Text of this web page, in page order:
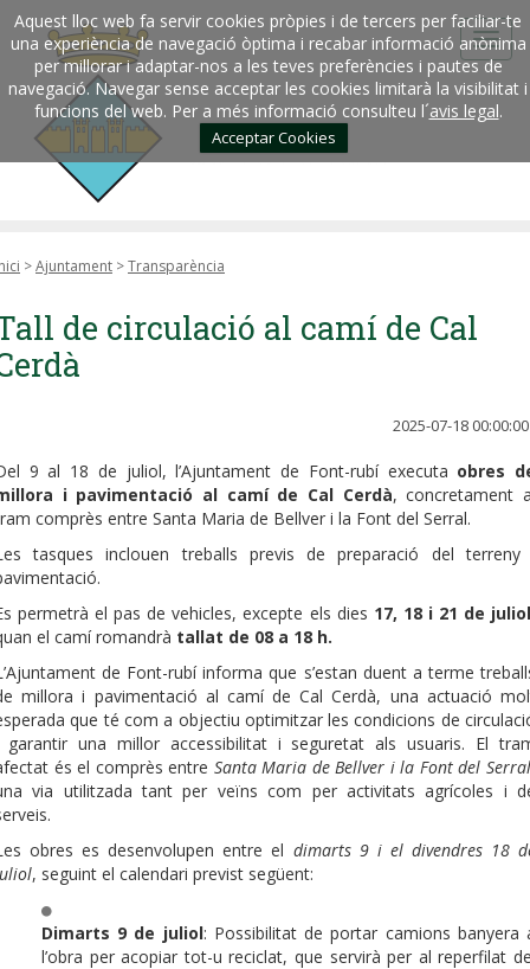
Aquest lloc web fa servir cookies pròpies i de tercers per faciliar-te
una experiència de navegació òptima i recabar informació anònima
per millorar i adaptar-nos a les teves preferències i pautes de
navegació. Navegar sense acceptar les cookies limitarà la visibilitat i
funcions del web. Per a més informació consulteu l´avis legal.
Acceptar Cookies
>Ajuntament >Transparència
de circulació al camí de Cal
2025-07-18 00:00:00
9 al 18 de juliol, l’Ajuntament de Font-rubí executa obres
i pavimentació al camí de Cal Cerdà, concretament
comprès entre Santa Maria de Bellver i la Font del Serral.
tasques inclouen treballs previs de preparació del terreny
permetrà el pas de vehicles, excepte els dies 17, 18 i 21 de
el camí romandrà tallat de 08 a 18 h.
de Font-rubí informa que s’estan duent a terme
millora i pavimentació al camí de Cal Cerdà, una actuació
que té com a objectiu optimitzar les condicions de
garantir una millor accessibilitat i seguretat als usuaris. El
és el comprès entre Santa Maria de Bellver i la Font del
via utilitzada tant per veïns com per activitats agrícoles i
obres es desenvolupen entre el dimarts 9 i el divendres 18
, seguint el calendari previst següent:
Dimarts 9 de juliol: Possibilitat de portar camions banyera
l’obra per acopiar tot-u reciclat, que servirà per al reperfilat